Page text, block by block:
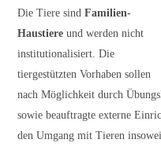
Die Tiere sindFamilien-
Haustiere und werden nicht
institutionalisiert. Die
tiergestützten Vorhaben sollen
nach Möglichkeit durch
sowie beauftragte externe
den Umgang mit Tieren